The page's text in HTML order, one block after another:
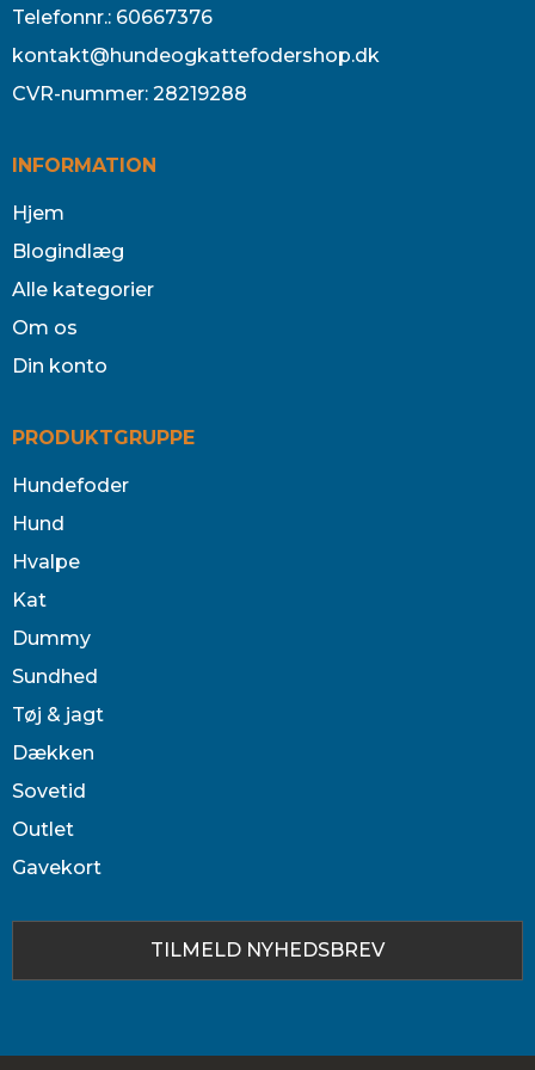
Telefonnr.: 60667376
kontakt@hundeogkattefodershop.dk
CVR-nummer: 28219288
INFORMATION
Hjem
Blogindlæg
Alle kategorier
Om os
Din konto
PRODUKTGRUPPE
Hundefoder
Hund
Hvalpe
Kat
Dummy
Sundhed
Tøj & jagt
Dækken
Sovetid
Outlet
Gavekort
TILMELD NYHEDSBREV